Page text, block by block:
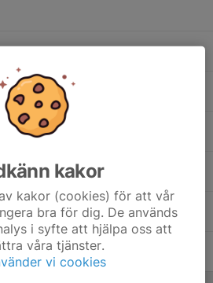
Hassan
kakor
kakor (cookies) för att vår
bra för dig. De används
i syfte att hjälpa oss att
våra tjänster.
vi cookies